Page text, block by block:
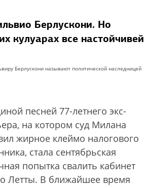
Берлускони. Но
кулуарах все настойчивей
Берлускони называют политической наследницей
песней 77-летнего экс-
на котором суд Милана
жирное клеймо налогового
стала сентябрьская
попытка свалить кабинет
Летты. В ближайшее время